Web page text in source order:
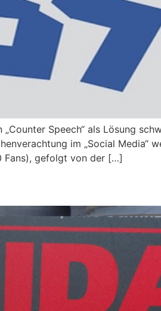
Speech“ als Lösung
im „Social Media“
Fans), gefolgt von der […]